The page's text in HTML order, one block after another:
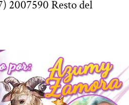
2007590 Resto del